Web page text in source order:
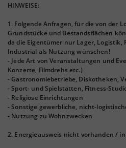
HINWEISE:
1. Folgende Anfragen, für die von der
Grundstücke und Bestandsflächen
da die Eigentümer nur Lager,
Industrial als Nutzung wünschen!
- Jede Art von Veranstaltungen und
Konzerte, Filmdrehs etc.)
- Gastronomiebetriebe, Diskotheken,
- Sport- und Spielstätten, Fitness-
- Religiöse Einrichtungen
- Sonstige gewerbliche, nicht-
- Nutzung zu Wohnzwecken
2. Energieausweis nicht vorhanden /